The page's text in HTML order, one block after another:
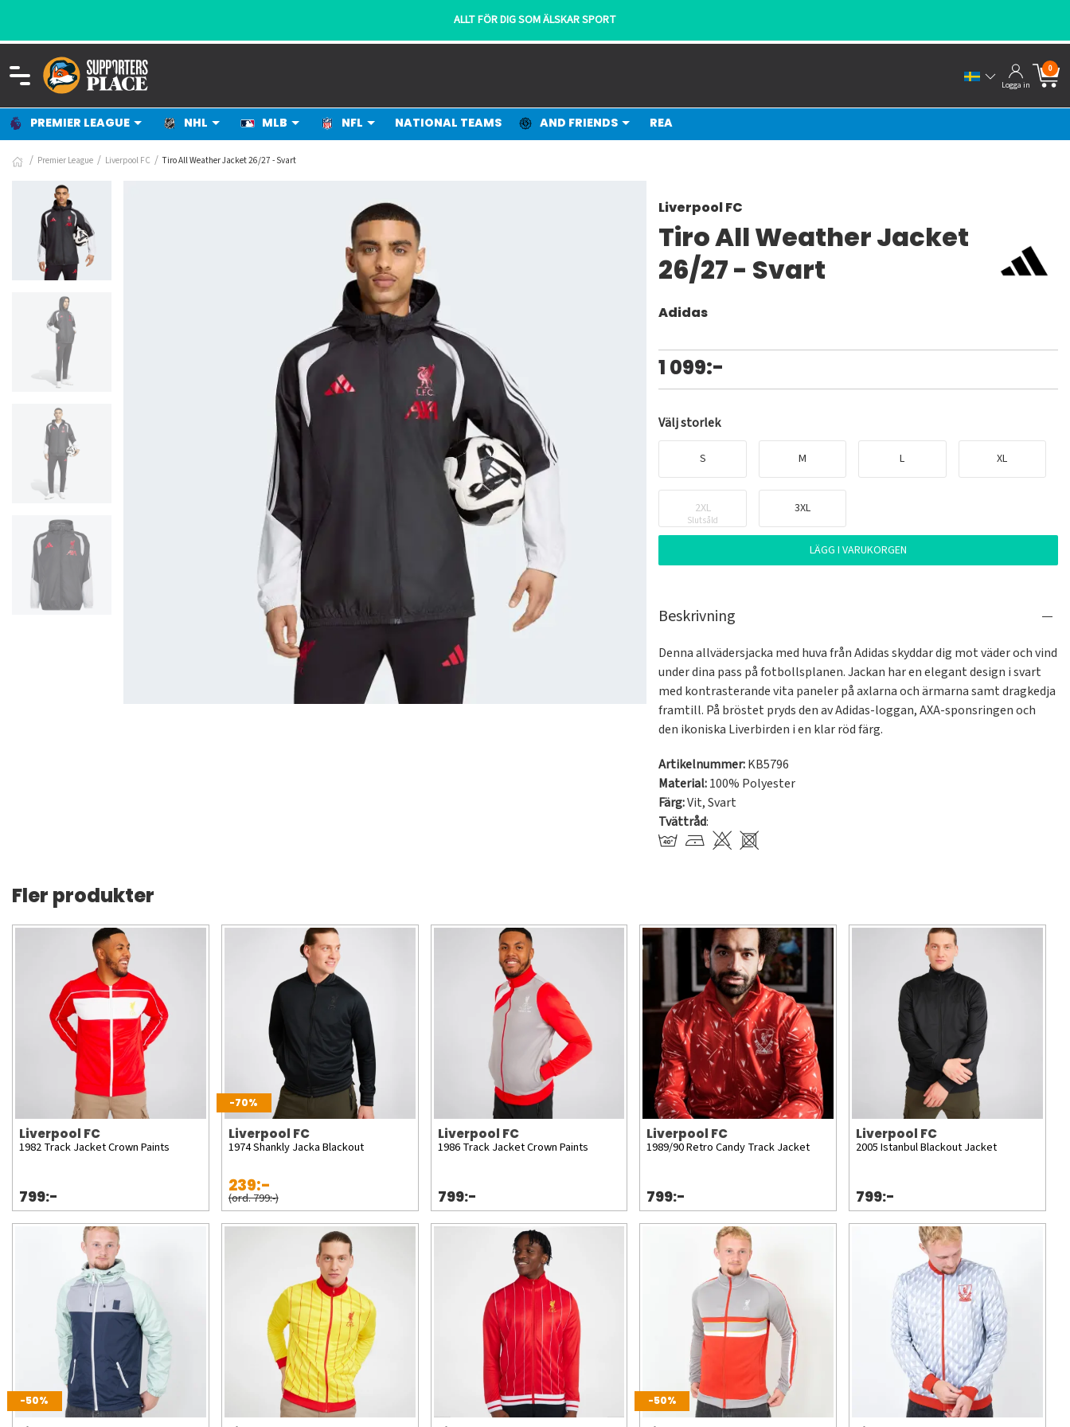
ALLT FÖR DIG SOM ÄLSKAR SPORT
Logga in
0
PREMIER LEAGUE NHL MLB NFL NATIONAL TEAMS AND FRIENDS REA
Premier League Liverpool FC Tiro All Weather Jacket 26/27 - Svart
Liverpool FC
Tiro All Weather Jacket
26/27 - Svart
Adidas
1 099:-
Välj storlek
S M L XL
2XL
Slutsåld
3XL
LÄGG I VARUKORGEN
Beskrivning
Denna allvädersjacka med huva från Adidas skyddar dig mot väder och vind
under dina pass på fotbollsplanen. Jackan har en elegant design i svart
med kontrasterande vita paneler på axlarna och ärmarna samt dragkedja
framtill. På bröstet pryds den av Adidas-loggan, AXA-sponsringen och
den ikoniska Liverbirden i en klar röd färg.
Artikelnummer:KB5796
Material:100% Polyester
Färg:Vit,Svart
Tvättråd:
Fler produkter
Liverpool FC
1982 Track Jacket Crown Paints
799:-
-70%
Liverpool FC
1974 Shankly Jacka Blackout
239:-
(ord. 799:-)
Liverpool FC
1986 Track Jacket Crown Paints
799:-
Liverpool FC
1989/90 Retro Candy Track Jacket
799:-
Liverpool FC
2005 Istanbul Blackout Jacket
799:-
-50% -50%